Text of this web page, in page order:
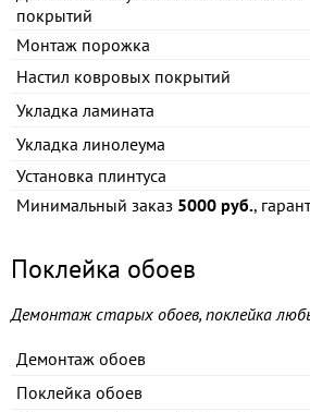
покрытий
Монтаж порожка
Настил ковровых покрытий
Укладка ламината
Укладка линолеума
Установка плинтуса
Минимальный заказ 5000 руб.,
Поклейка обоев
Демонтаж старых обоев, поклейка
Демонтаж обоев
Поклейка обоев